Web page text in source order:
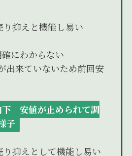
抑えと機能し易い
確にわからない
出来ていないため前回安
下 安値が止められて調
子
抑えとして機能し易い